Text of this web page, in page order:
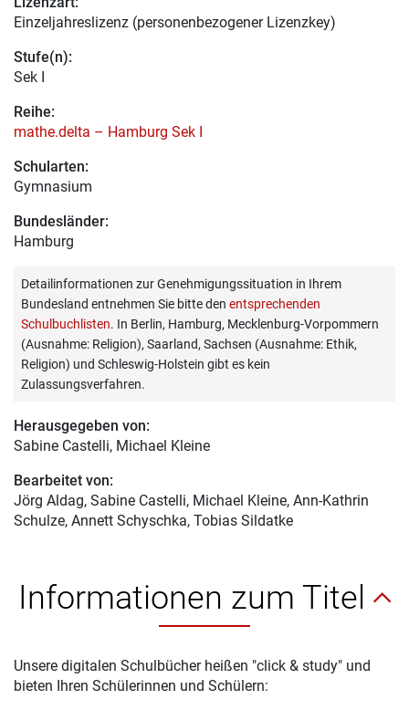
Einzeljahreslizenz (personenbezogener Lizenzkey)
Stufe(n):
Sek I
Reihe:
mathe.delta – Hamburg Sek I
Schularten:
Gymnasium
Bundesländer:
Hamburg
Detailinformationen zur Genehmigungssituation in Ihrem
Bundesland entnehmen Sie bitte den entsprechenden
Schulbuchlisten. In Berlin, Hamburg, Mecklenburg-Vorpommern
(Ausnahme: Religion), Saarland, Sachsen (Ausnahme: Ethik,
Religion) und Schleswig-Holstein gibt es kein
Zulassungsverfahren.
Herausgegeben von:
Sabine Castelli, Michael Kleine
Bearbeitet von:
Jörg Aldag, Sabine Castelli, Michael Kleine, Ann-Kathrin
Schulze, Annett Schyschka, Tobias Sildatke
Informationen zum Titel
Unsere digitalen Schulbücher heißen "click & study" und
bieten Ihren Schülerinnen und Schülern: